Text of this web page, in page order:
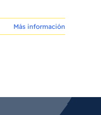
Más información